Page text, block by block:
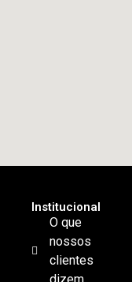
Institucional
O que
nossos
clientes